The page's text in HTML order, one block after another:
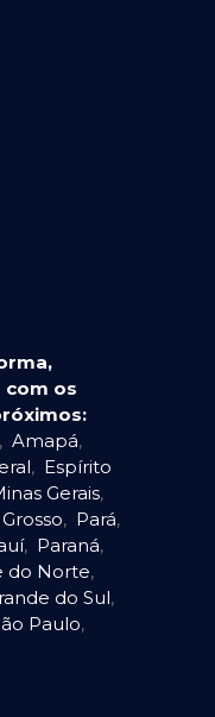
com os
, Amapá,
, Espírito
Gerais,
, Pará,
, Paraná,
do Norte,
do Sul,
Paulo,